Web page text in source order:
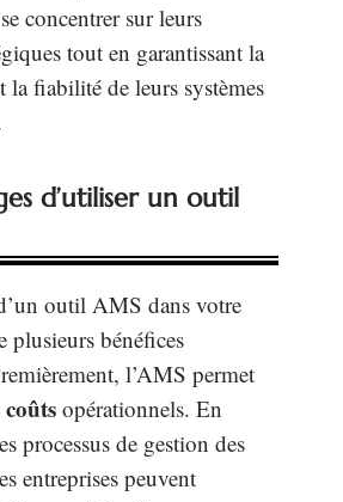
concentrer sur leurs
tout en garantissant la
la fiabilité de leurs systèmes
d’utiliser un outil
outil AMS dans votre
plusieurs bénéfices
l’AMS permet
opérationnels. En
processus de gestion des
entreprises peuvent